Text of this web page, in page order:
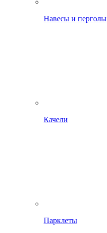
Навесы и перголы
Качели
Парклеты